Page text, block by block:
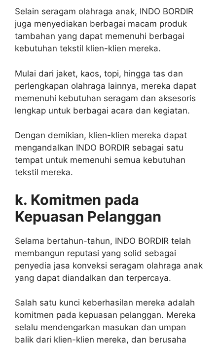
Selain seragam olahraga anak, INDO BORDIR
juga menyediakan berbagai macam produk
tambahan yang dapat memenuhi berbagai
kebutuhan tekstil klien-klien mereka.
Mulai dari jaket, kaos, topi, hingga tas dan
perlengkapan olahraga lainnya, mereka dapat
memenuhi kebutuhan seragam dan aksesoris
lengkap untuk berbagai acara dan kegiatan.
Dengan demikian, klien-klien mereka dapat
mengandalkan INDO BORDIR sebagai satu
tempat untuk memenuhi semua kebutuhan
tekstil mereka.
k. Komitmen pada
Kepuasan Pelanggan
Selama bertahun-tahun, INDO BORDIR telah
membangun reputasi yang solid sebagai
penyedia jasa konveksi seragam olahraga anak
yang dapat diandalkan dan terpercaya.
Salah satu kunci keberhasilan mereka adalah
komitmen pada kepuasan pelanggan. Mereka
selalu mendengarkan masukan dan umpan
balik dari klien-klien mereka, dan berusaha